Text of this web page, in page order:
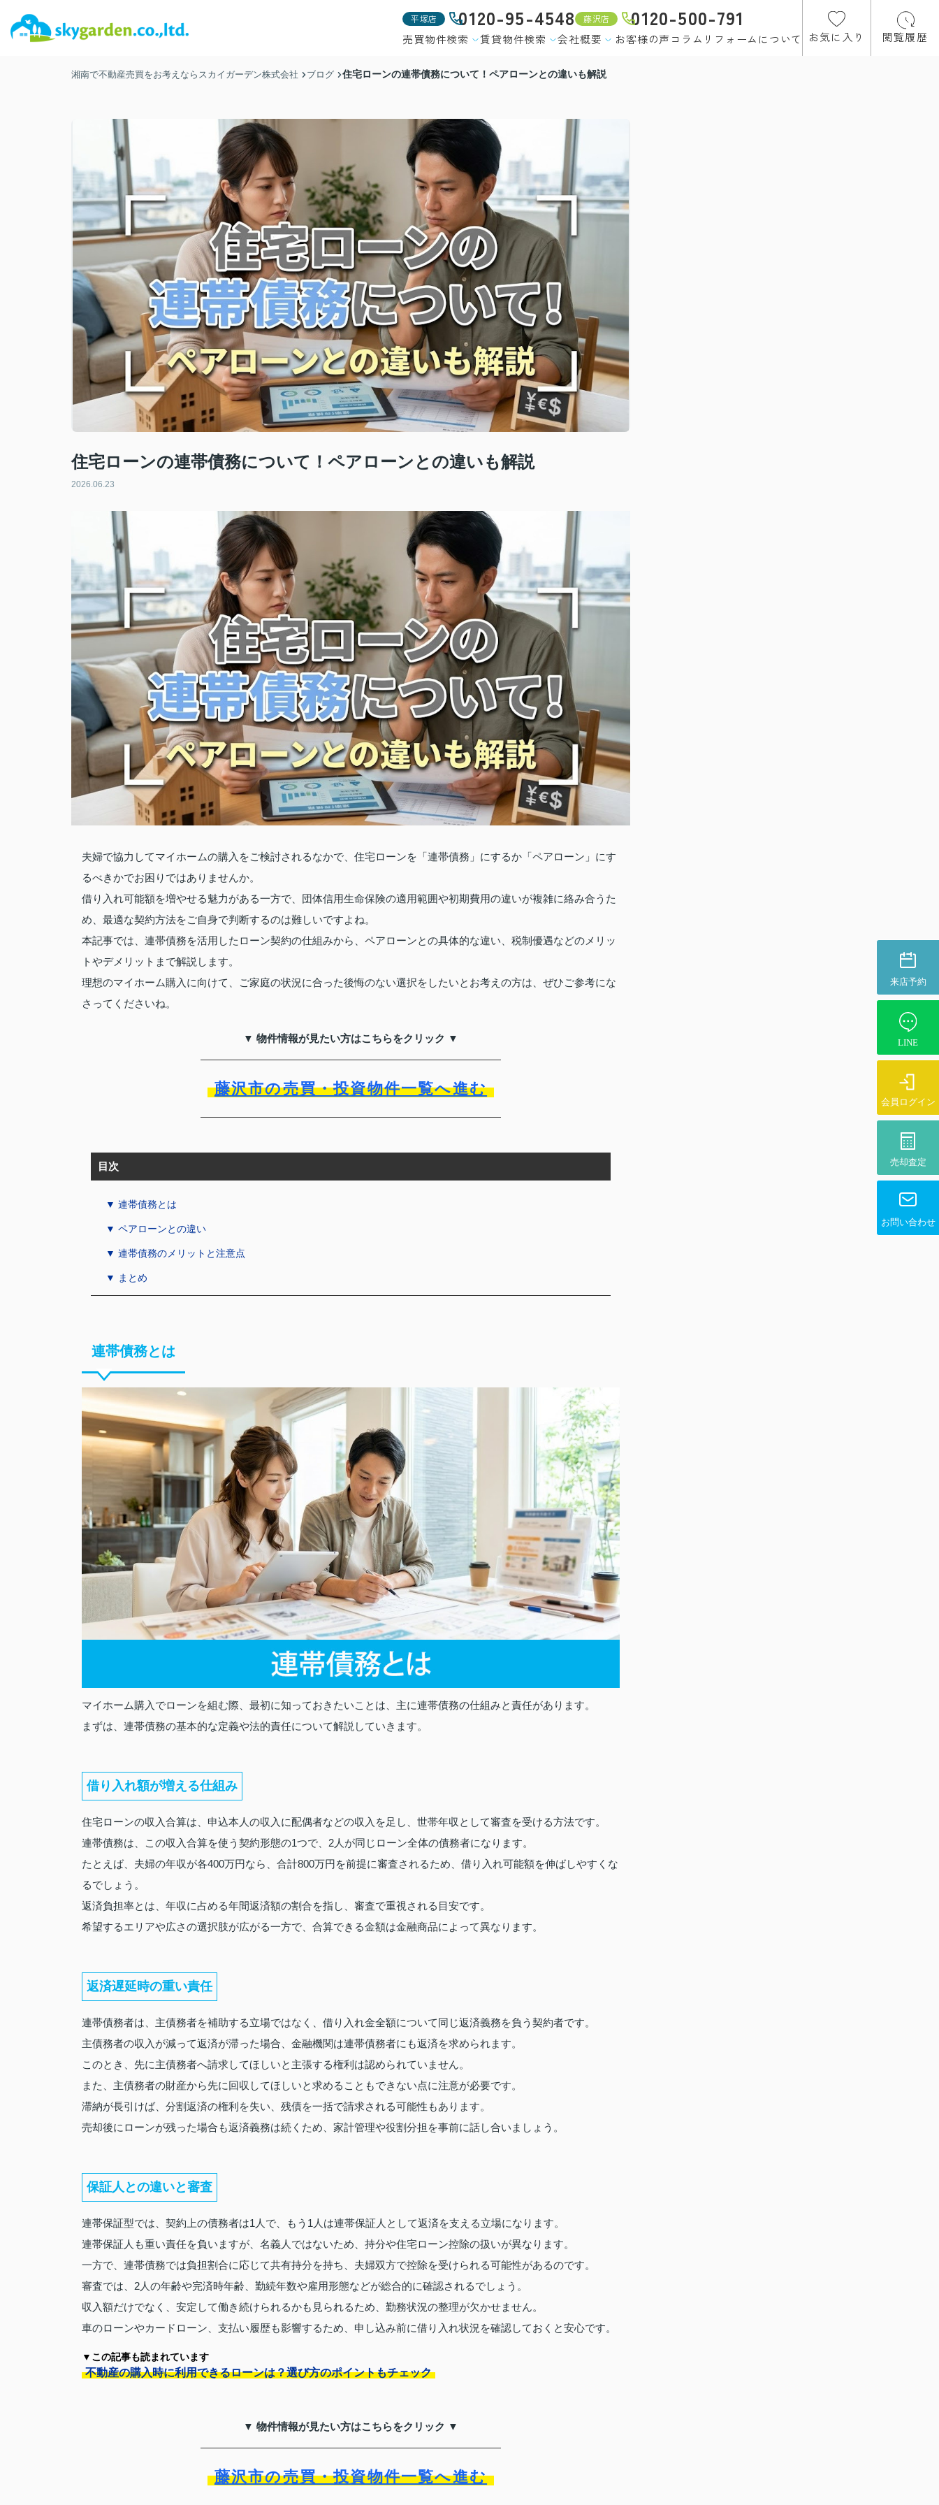
平塚店 0120-95-4548 藤沢店 0120-500-791
売買物件検索 賃貸物件検索 会社概要 お客様の声コラム リフォームについて お気に入り 閲覧履歴
来店予約
LINE
会員ログイン
売却査定
お問い合わせ
湘南で不動産売買をお考えならスカイガーデン株式会社 ブログ 住宅ローンの連帯債務について！ペアローンとの違いも解説
住宅ローンの連帯債務について！ペアローンとの違いも解説
2026.06.23
夫婦で協力してマイホームの購入をご検討されるなかで、住宅ローンを「連帯債務」にするか「ペアローン」にす
るべきかでお困りではありませんか。
借り入れ可能額を増やせる魅力がある一方で、団体信用生命保険の適用範囲や初期費用の違いが複雑に絡み合うた
め、最適な契約方法をご自身で判断するのは難しいですよね。
本記事では、連帯債務を活用したローン契約の仕組みから、ペアローンとの具体的な違い、税制優遇などのメリッ
トやデメリットまで解説します。
理想のマイホーム購入に向けて、ご家庭の状況に合った後悔のない選択をしたいとお考えの方は、ぜひご参考にな
さってくださいね。
▼ 物件情報が見たい方はこちらをクリック ▼
藤沢市の売買・投資物件一覧へ進む
目次
▼ 連帯債務とは
▼ ペアローンとの違い
▼ 連帯債務のメリットと注意点
▼ まとめ
連帯債務とは
マイホーム購入でローンを組む際、最初に知っておきたいことは、主に連帯債務の仕組みと責任があります。
まずは、連帯債務の基本的な定義や法的責任について解説していきます。
借り入れ額が増える仕組み
住宅ローンの収入合算は、申込本人の収入に配偶者などの収入を足し、世帯年収として審査を受ける方法です。
連帯債務は、この収入合算を使う契約形態の1つで、2人が同じローン全体の債務者になります。
たとえば、夫婦の年収が各400万円なら、合計800万円を前提に審査されるため、借り入れ可能額を伸ばしやすくな
るでしょう。
返済負担率とは、年収に占める年間返済額の割合を指し、審査で重視される目安です。
希望するエリアや広さの選択肢が広がる一方で、合算できる金額は金融商品によって異なります。
返済遅延時の重い責任
連帯債務者は、主債務者を補助する立場ではなく、借り入れ金全額について同じ返済義務を負う契約者です。
主債務者の収入が減って返済が滞った場合、金融機関は連帯債務者にも返済を求められます。
このとき、先に主債務者へ請求してほしいと主張する権利は認められていません。
また、主債務者の財産から先に回収してほしいと求めることもできない点に注意が必要です。
滞納が長引けば、分割返済の権利を失い、残債を一括で請求される可能性もあります。
売却後にローンが残った場合も返済義務は続くため、家計管理や役割分担を事前に話し合いましょう。
保証人との違いと審査
連帯保証型では、契約上の債務者は1人で、もう1人は連帯保証人として返済を支える立場になります。
連帯保証人も重い責任を負いますが、名義人ではないため、持分や住宅ローン控除の扱いが異なります。
一方で、連帯債務では負担割合に応じて共有持分を持ち、夫婦双方で控除を受けられる可能性があるのです。
審査では、2人の年齢や完済時年齢、勤続年数や雇用形態などが総合的に確認されるでしょう。
収入額だけでなく、安定して働き続けられるかも見られるため、勤務状況の整理が欠かせません。
車のローンやカードローン、支払い履歴も影響するため、申し込み前に借り入れ状況を確認しておくと安心です。
▼この記事も読まれています
不動産の購入時に利用できるローンは？選び方のポイントもチェック
▼ 物件情報が見たい方はこちらをクリック ▼
藤沢市の売買・投資物件一覧へ進む